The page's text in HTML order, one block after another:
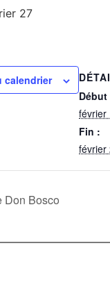
27
calendrier
Début
février
Fin :
février
Don Bosco